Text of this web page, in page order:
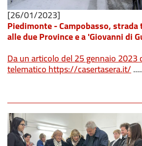
[26/01/2023]
Piedimonte - Campobasso,
alle due Province e a 'Giovanni di
Da un articolo del 25 gennaio
telematicohttps://casertasera.it/.....